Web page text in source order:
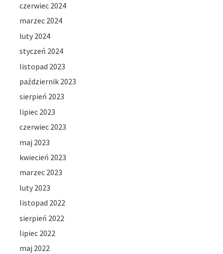
czerwiec 2024
marzec 2024
luty 2024
styczeń 2024
listopad 2023
październik 2023
sierpień 2023
lipiec 2023
czerwiec 2023
maj 2023
kwiecień 2023
marzec 2023
luty 2023
listopad 2022
sierpień 2022
lipiec 2022
maj 2022